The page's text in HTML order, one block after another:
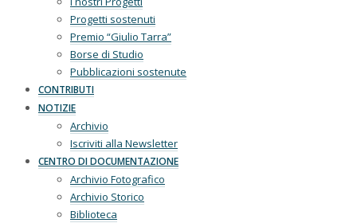
Progetti sostenuti
Premio “Giulio Tarra”
Borse di Studio
Pubblicazioni sostenute
CONTRIBUTI
NOTIZIE
Archivio
Iscriviti alla Newsletter
CENTRO DI DOCUMENTAZIONE
Archivio Fotografico
Archivio Storico
Biblioteca